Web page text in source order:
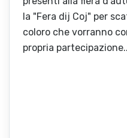
la "Fera dij Coj" per
coloro che vorranno
propria